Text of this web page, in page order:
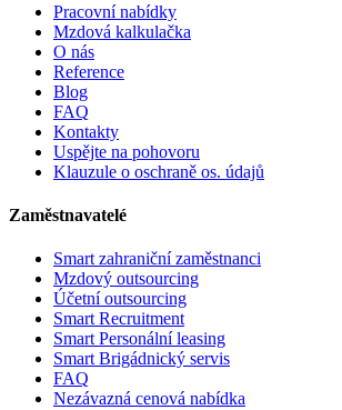
Pracovní nabídky
Mzdová kalkulačka
O nás
Reference
Blog
FAQ
Kontakty
Uspějte na pohovoru
Klauzule o oschraně os. údajů
Zaměstnavatelé
Smart zahraniční zaměstnanci
Mzdový outsourcing
Účetní outsourcing
Smart Recruitment
Smart Personální leasing
Smart Brigádnický servis
FAQ
Nezávazná cenová nabídka